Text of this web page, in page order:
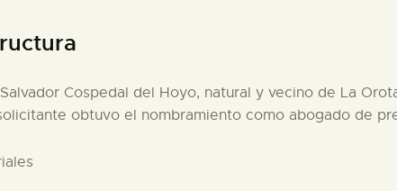
Cospedal del Hoyo, natural y vecino de La
obtuvo el nombramiento como abogado de